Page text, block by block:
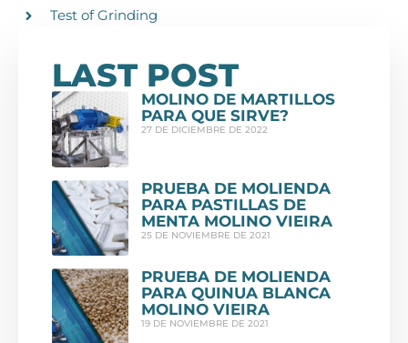
Test of Grinding
LAST POST
MOLINO DE MARTILLOS
PARA QUE SIRVE?
27 DE DICIEMBRE DE 2022
PRUEBA DE MOLIENDA
PARA PASTILLAS DE
MENTA MOLINO VIEIRA
25 DE NOVIEMBRE DE 2021
PRUEBA DE MOLIENDA
PARA QUINUA BLANCA
MOLINO VIEIRA
19 DE NOVIEMBRE DE 2021